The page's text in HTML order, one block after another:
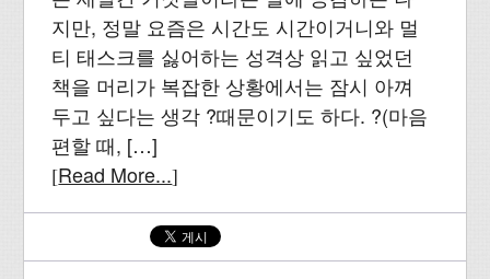
지만, 정말 요즘은 시간도 시간이거니와 멀
티 태스크를 싫어하는 성격상 읽고 싶었던
책을 머리가 복잡한 상황에서는 잠시 아껴
두고 싶다는 생각 ?때문이기도 하다. ?(마음
편할 때, […]
[Read More...]